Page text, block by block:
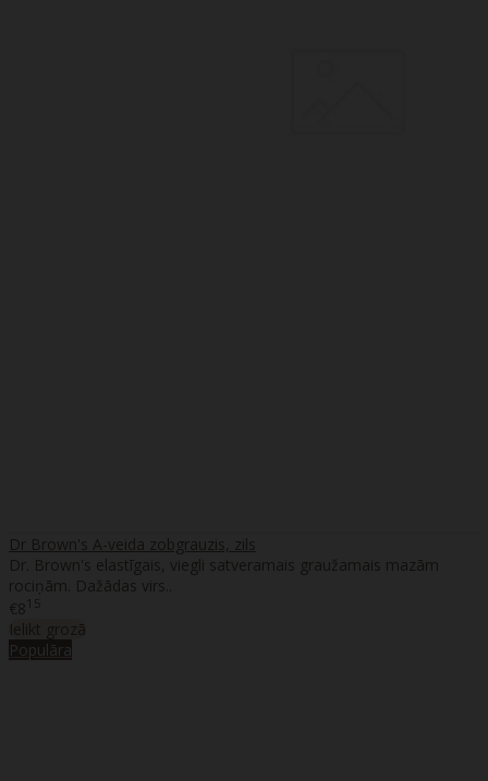
Dr Brown's A-veida zobgrauzis, zils
Dr. Brown's elastīgais, viegli satveramais graužamais mazām
rociņām. Dažādas virs..
€8 15
Ielikt grozā
Populāra